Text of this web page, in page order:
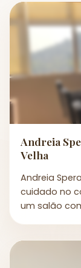
Andreia
Velha
Andreia
cuidado no
um salão